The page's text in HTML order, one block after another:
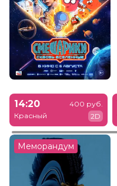
14:20
Красный
400 руб.
2D
Меморандум